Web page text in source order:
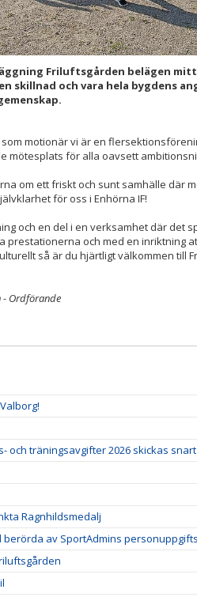
Friluftsgården belägen
skillnad och vara hela bygdens
som motionär vi är en
mötesplats för alla oavsett
om ett friskt och sunt samhälle där
för oss i Enhörna IF!
och en del i en verksamhet där det
prestationerna och med en inriktning
så är du hjärtligt välkommen till
- Ordförande
och träningsavgifter 2026 skickas snart
Ragnhildsmedalj
berörda av SportAdmins